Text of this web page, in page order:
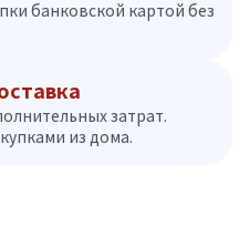
банковской картой без
затрат.
из дома.